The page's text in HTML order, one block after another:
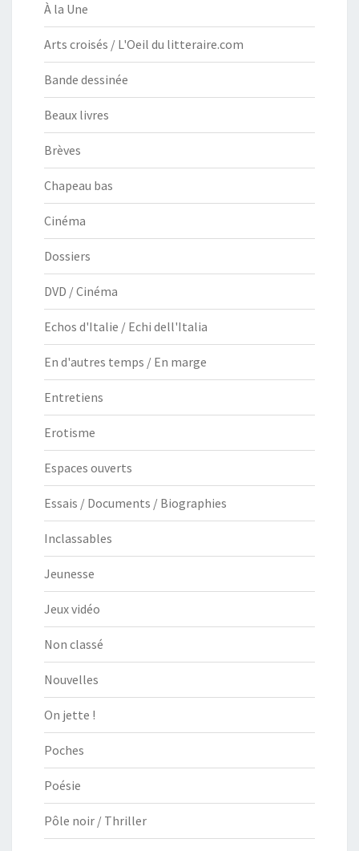
À la Une
Arts croisés / L'Oeil du litteraire.com
Bande dessinée
Beaux livres
Brèves
Chapeau bas
Cinéma
Dossiers
DVD / Cinéma
Echos d'Italie / Echi dell'Italia
En d'autres temps / En marge
Entretiens
Erotisme
Espaces ouverts
Essais / Documents / Biographies
Inclassables
Jeunesse
Jeux vidéo
Non classé
Nouvelles
On jette !
Poches
Poésie
Pôle noir / Thriller